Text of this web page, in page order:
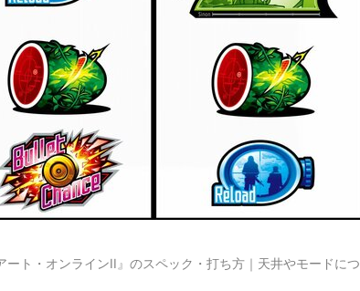
ト・オンラインII』のスペック・打ち方｜天井やモードにつ